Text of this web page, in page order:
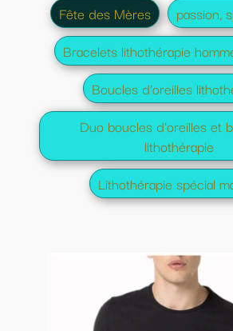
Fête des Mères
passion,
Bracelets lithothérapie
Boucles d'oreilles
Duo boucles d'oreilles et
lithothérapie
Lithothérapie spécial